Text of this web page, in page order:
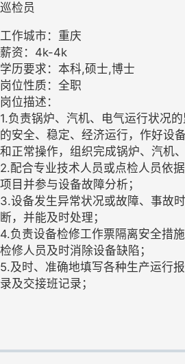
巡检员
工作城市：重庆
薪资：4k-4k
学历要求：本科,硕士,博士
岗位性质：全职
岗位描述：
1.负责锅炉、汽机、电气运行状况
的安全、稳定、经济运行，作好设
和正常操作，组织完成锅炉、汽机
2.配合专业技术人员或点检人员依
项目并参与设备故障分析；
3.设备发生异常状况或故障、事故
断，并能及时处理；
4.负责设备检修工作票隔离安全措
检修人员及时消除设备缺陷；
5.及时、准确地填写各种生产运行
录及交接班记录；